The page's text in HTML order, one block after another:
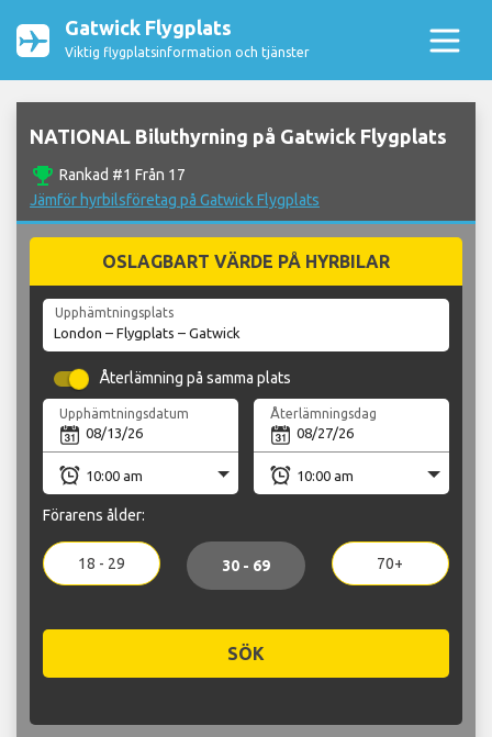
Gatwick Flygplats
Viktig flygplatsinformation och tjänster
NATIONAL Biluthyrning på Gatwick Flygplats
emoji_events Rankad #1 Från 17
Jämför hyrbilsföretag på Gatwick Flygplats
OSLAGBART VÄRDE PÅ HYRBILAR
Upphämtningsplats
Återlämning på samma plats
Upphämtningsdatum Återlämningsdag
Förarens ålder:
18 - 29 30 - 69 70+
SÖK